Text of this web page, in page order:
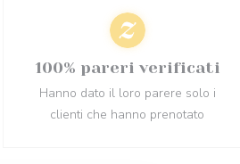
100% pareri verificati
Hanno dato il loro parere solo i
clienti che hanno prenotato